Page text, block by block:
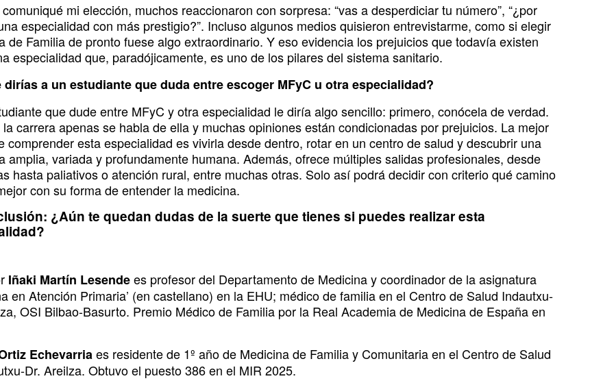
mi elección, muchos reaccionaron con sorpresa: “vas a desperdiciar tu número”, “¿por
especialidad con más prestigio?”. Incluso algunos medios quisieron entrevistarme, como si elegir
de Familia de pronto fuese algo extraordinario. Y eso evidencia los prejuicios que todavía existen
especialidad que, paradójicamente, es uno de los pilares del sistema sanitario.
dirías a un estudiante que duda entre escoger MFyC u otra especialidad?
que dude entre MFyC y otra especialidad le diría algo sencillo: primero, conócela de verdad.
carrera apenas se habla de ella y muchas opiniones están condicionadas por prejuicios. La mejor
comprender esta especialidad es vivirla desde dentro, rotar en un centro de salud y descubrir una
amplia, variada y profundamente humana. Además, ofrece múltiples salidas profesionales, desde
hasta paliativos o atención rural, entre muchas otras. Solo así podrá decidir con criterio qué camino
con su forma de entender la medicina.
¿Aún te quedan dudas de la suerte que tienes si puedes realizar esta
Iñaki Martín Lesendees profesor del Departamento de Medicina y coordinador de la asignatura
en Atención Primaria’ (en castellano) en la EHU; médico de familia en el Centro de Salud Indautxu-
OSI Bilbao-Basurto. Premio Médico de Familia por la Real Academia de Medicina de España en
Echevarriaes residente de 1º año de Medicina de Familia y Comunitaria en el Centro de Salud
Dr. Areilza. Obtuvo el puesto 386 en el MIR 2025.